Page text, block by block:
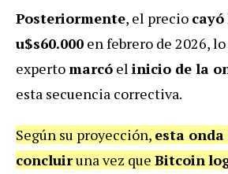
Posteriormente, el precio cayó
u$s60.000 en febrero de 2026,
expertomarcó el inicio de la
esta secuencia correctiva.
Según su proyección, esta
concluiruna vez que Bitcoin